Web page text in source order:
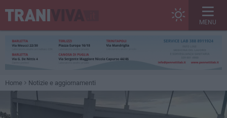
MENU
Home Notizie e aggiornamenti